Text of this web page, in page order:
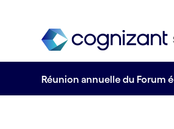
Réunion annuelle du Forum